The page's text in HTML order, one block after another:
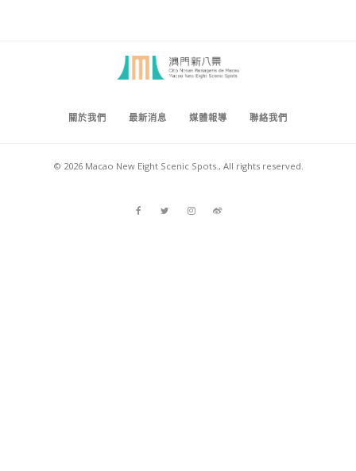
關於我們 最新消息 媒體報導 聯絡我們
© 2026 Macao New Eight Scenic Spots., All rights reserved.